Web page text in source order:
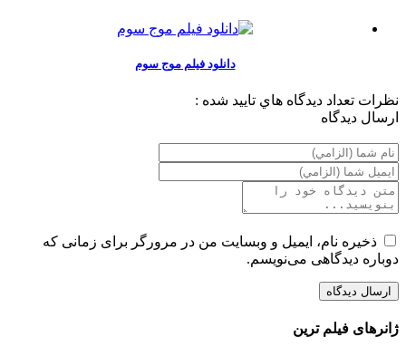
دانلود فیلم موج سوم
نظرات تعداد ديدگاه هاي تاييد شده :
ارسال ديدگاه
ذخیره نام، ایمیل و وبسایت من در مرورگر برای زمانی که
دوباره دیدگاهی می‌نویسم.
ژانرهای فیلم ترین